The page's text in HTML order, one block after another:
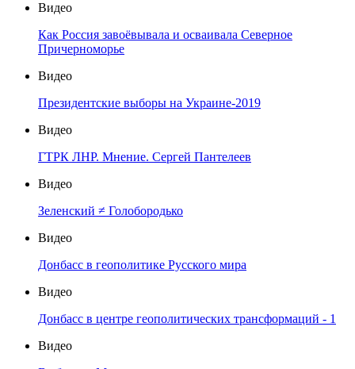
Видео
Как Россия завоёвывала и осваивала Северное
Причерноморье
Видео
Президентские выборы на Украине-2019
Видео
ГТРК ЛНР. Мнение. Сергей Пантелеев
Видео
Зеленский ≠ Голобородько
Видео
Донбасс в геополитике Русского мира
Видео
Донбасс в центре геополитических трансформаций - 1
Видео